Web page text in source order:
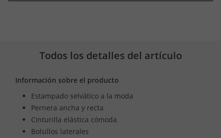
Todos los detalles del artículo
Información sobre el producto
Estampado selvático a la moda
Pernera ancha y recta
Cinturilla elástica cómoda
Bolsillos laterales